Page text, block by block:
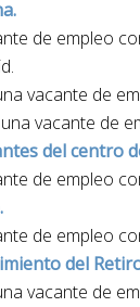
de empleo
vacante de
vacante de
del centro
de empleo
de empleo
del
vacante de